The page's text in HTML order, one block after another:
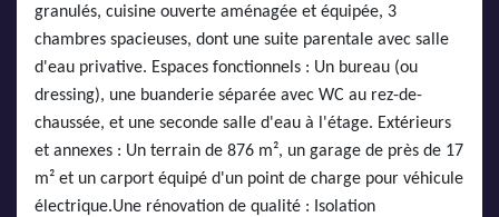
granulés, cuisine ouverte aménagée et équipée, 3
chambres spacieuses, dont une suite parentale avec salle
d'eau privative. Espaces fonctionnels : Un bureau (ou
dressing), une buanderie séparée avec WC au rez-de-
chaussée, et une seconde salle d'eau à l'étage. Extérieurs
et annexes : Un terrain de 876 m², un garage de près de 17
m² et un carport équipé d'un point de charge pour véhicule
électrique.Une rénovation de qualité : Isolation